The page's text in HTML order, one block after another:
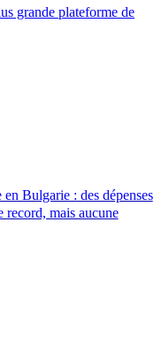
grande plateforme de
Bulgarie : des dépenses
record, mais aucune